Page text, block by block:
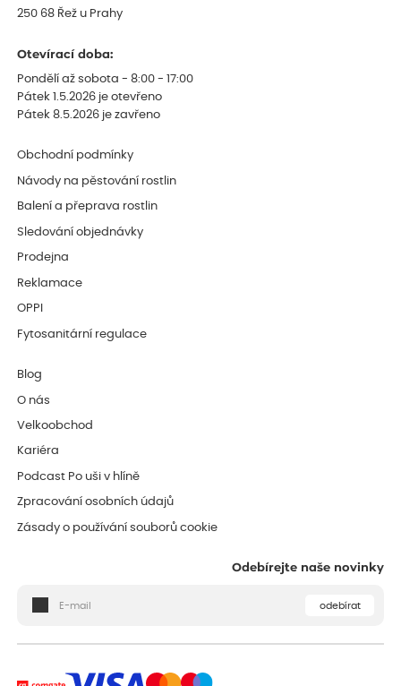
250 68 Řež u Prahy
Otevírací doba:
Pondělí až sobota - 8:00 - 17:00
Pátek 1.5.2026 je otevřeno
Pátek 8.5.2026 je zavřeno
Obchodní podmínky
Návody na pěstování rostlin
Balení a přeprava rostlin
Sledování objednávky
Prodejna
Reklamace
OPPI
Fytosanitární regulace
Blog
O nás
Velkoobchod
Kariéra
Podcast Po uši v hlíně
Zpracování osobních údajů
Zásady o používání souborů cookie
Odebírejte naše novinky
odebírat